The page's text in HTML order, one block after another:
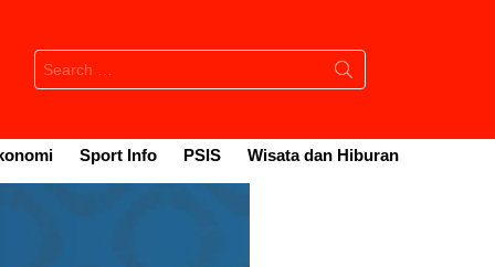
Search
for:
Sport Info PSIS Wisata dan Hiburan